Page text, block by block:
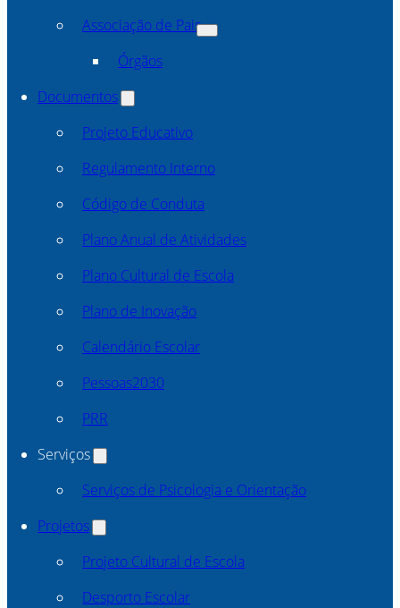
Associação de Pais
Órgãos
Documentos
Projeto Educativo
Regulamento Interno
Código de Conduta
Plano Anual de Atividades
Plano Cultural de Escola
Plano de Inovação
Calendário Escolar
Pessoas2030
PRR
Serviços
Serviços de Psicologia e Orientação
Projetos
Projeto Cultural de Escola
Desporto Escolar